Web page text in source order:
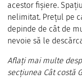
acestor fișiere.
nelimitat. Prețul pe
depinde de cât de
nevoie să le
Aflați mai multe
secțiunea Cât costă